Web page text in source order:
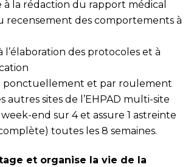
la rédaction du rapport médical
recensement des comportements à
l’élaboration des protocoles et à
ponctuellement et par roulement
autres sites de l’EHPAD multi-site
week-end sur 4 et assure 1 astreinte
toutes les 8 semaines.
et organise la vie de la